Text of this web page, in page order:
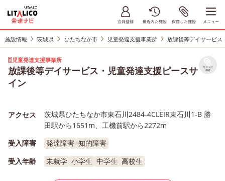
施設情報 茨城県 ひたちなか市 児童発達支援事業所 放課後等デイサービ
児童発達支援事業所
放課後等デイサービス・児童発達支援ピースサ
イン
リストに
保存
アクセス
茨城県ひたちなか市東石川2484-4CLEIR東石川1-B 勝
田駅から1651m、工機前駅から2272m
受入障害
発達障害 知的障害
受入年齢
未就学 小学生 中学生 高校生